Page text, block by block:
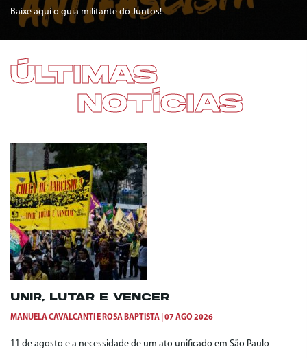
Baixe aqui o guia militante do Juntos!
ÚLTIMAS
NOTÍCIAS
UNIR, LUTAR E VENCER
MANUELA CAVALCANTI E ROSA BAPTISTA 07 AGO 2026
11 de agosto e a necessidade de um ato unificado em São Paulo